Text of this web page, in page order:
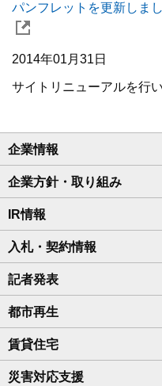
パンフレットを更新しま
2014年01月31日
サイトリニューアルを行い
企業情報
企業方針・取り組み
IR情報
入札・契約情報
記者発表
都市再生
賃貸住宅
災害対応支援